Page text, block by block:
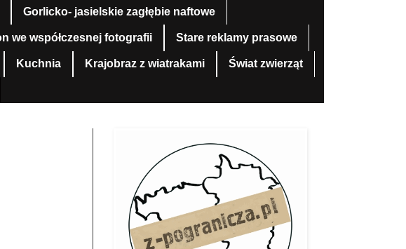
Gorlicko- jasielskie zagłębie naftowe
we współczesnej fotografii Stare reklamy prasowe
Kuchnia Krajobraz z wiatrakami Świat zwierząt